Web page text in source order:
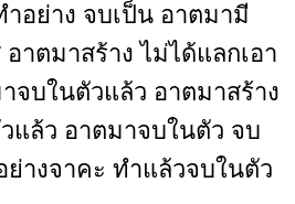
อย่าง จบเป็น อาตมามี
าตมาสร้าง ไม่ได้แลกเอา
จบในตัวแล้ว อาตมาสร้าง
แล้ว อาตมาจบในตัว จบ
ย่างจาคะ ทำแล้วจบในตัว